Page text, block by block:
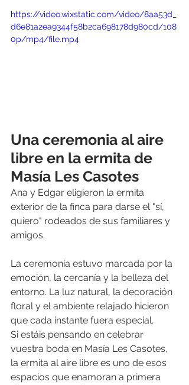
https://video.wixstatic.com/video/8aa53d_
d6e81a2ea9344f58b2ca698178d980cd/108
0p/mp4/file.mp4
Una ceremonia al aire
libre en la ermita de
Masía Les Casotes
Ana y Edgar eligieron la ermita
exterior de la finca para darse el "sí,
quiero" rodeados de sus familiares y
amigos.
La ceremonia estuvo marcada por la
emoción, la cercanía y la belleza del
entorno. La luz natural, la decoración
floral y el ambiente relajado hicieron
que cada instante fuera especial.
Si estáis pensando en celebrar
vuestra boda en Masía Les Casotes,
la ermita al aire libre es uno de esos
espacios que enamoran a primera